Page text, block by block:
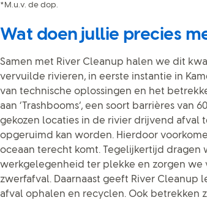
*M.u.v. de dop.
Wat doen jullie precies
Samen met River Cleanup halen we dit
vervuilde rivieren, in eerste instantie in
van technische oplossingen en het
aan ‘Trashbooms’, een soort barrières
gekozen locaties in de rivier drijvend afval
opgeruimd kan worden. Hierdoor
oceaan terecht komt. Tegelijkertijd dragen
werkgelegenheid ter plekke en zorgen
zwerfafval. Daarnaast geeft River Cleanup
afval ophalen en recyclen. Ook betrekken